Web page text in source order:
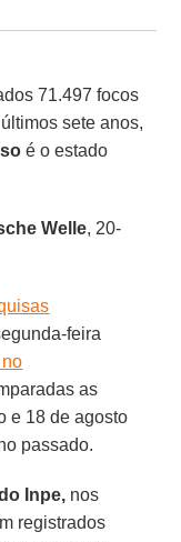
71.497 focos
sete anos,
é o estado
Welle, 20-
feira
as
e 18 de agosto
passado.
Inpe, nos
registrados